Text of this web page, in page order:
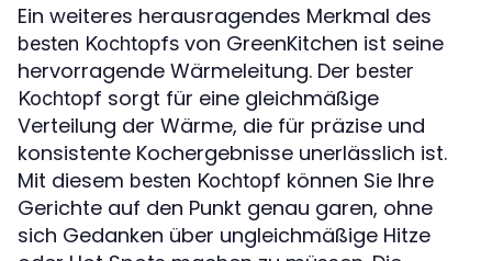
Ein weiteres herausragendes Merkmal des
besten Kochtopfs von GreenKitchen ist seine
hervorragende Wärmeleitung. Der bester
Kochtopf sorgt für eine gleichmäßige
Verteilung der Wärme, die für präzise und
konsistente Kochergebnisse unerlässlich ist.
Mit diesem besten Kochtopf können Sie Ihre
Gerichte auf den Punkt genau garen, ohne
sich Gedanken über ungleichmäßige Hitze